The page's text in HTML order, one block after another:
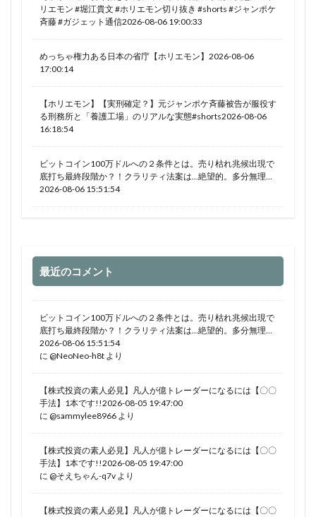
リエモン #堀江貴文 #ホリエモン切り抜き #shorts #ジャンポケ
斉藤 #ガジェット通信2026-08-06 19:00:33
めっちゃ権力ある日本の省庁【ホリエモン】2026-08-06
17:00:14
【ホリエモン】【実刑確定？】元ジャンポケ斉藤被告が服役す
る刑務所と「養護工場」のリアルな実態#shorts2026-08-06
16:18:54
ビットコイン100万ドルへの２条件とは。売り枯れ兆候出現で
底打ち最終段階か？！クラリティ法案は…絶望的。多分無理…
2026-08-06 15:51:54
最近のコメント
ビットコイン100万ドルへの２条件とは。売り枯れ兆候出現で
底打ち最終段階か？！クラリティ法案は…絶望的。多分無理…
2026-08-06 15:51:54
に @NeoNeo-h8t より
【株式投資の素人必見】凡人が億トレーダーになるには【〇〇
手法】1本です!!2026-08-05 19:47:00
に @sammylee8966 より
【株式投資の素人必見】凡人が億トレーダーになるには【〇〇
手法】1本です!!2026-08-05 19:47:00
に @そえちゃん-q7v より
【株式投資の素人必見】凡人が億トレーダーになるには【〇〇